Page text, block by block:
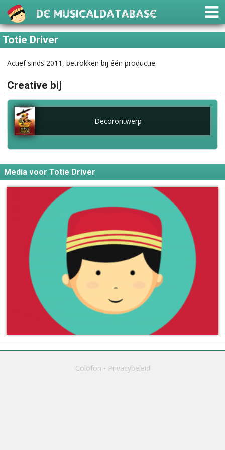
De Musicaldatabase
Totie Driver
Actief sinds 2011, betrokken bij één productie.
Creative bij
Decorontwerp
Media voor Totie Driver
Colofon Privacybeleid